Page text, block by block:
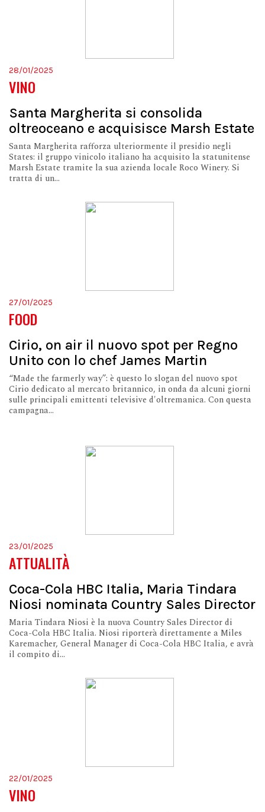
28/01/2025
VINO
Santa Margherita si consolida
oltreoceano e acquisisce Marsh Estate
Santa Margherita rafforza ulteriormente il presidio negli
States: il gruppo vinicolo italiano ha acquisito la statunitense
Marsh Estate tramite la sua azienda locale Roco Winery. Si
tratta di un...
27/01/2025
FOOD
Cirio, on air il nuovo spot per Regno
Unito con lo chef James Martin
“Made the farmerly way”: è questo lo slogan del nuovo spot
Cirio dedicato al mercato britannico, in onda da alcuni giorni
sulle principali emittenti televisive d'oltremanica. Con questa
campagna...
23/01/2025
ATTUALITÀ
Coca-Cola HBC Italia, Maria Tindara
Niosi nominata Country Sales Director
Maria Tindara Niosi è la nuova Country Sales Director di
Coca-Cola HBC Italia. Niosi riporterà direttamente a Miles
Karemacher, General Manager di Coca-Cola HBC Italia, e avrà
il compito di...
22/01/2025
VINO